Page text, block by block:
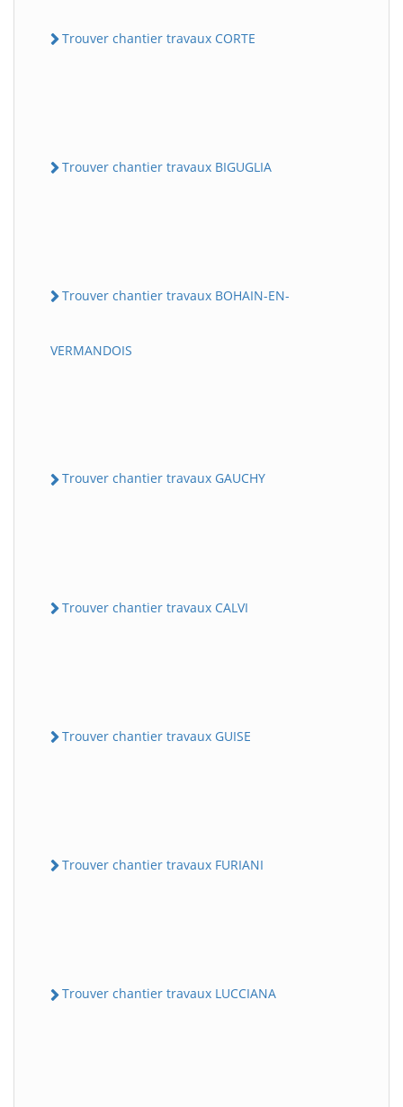
Trouver chantier travaux CORTE
Trouver chantier travaux BIGUGLIA
Trouver chantier travaux BOHAIN-EN-
VERMANDOIS
Trouver chantier travaux GAUCHY
Trouver chantier travaux CALVI
Trouver chantier travaux GUISE
Trouver chantier travaux FURIANI
Trouver chantier travaux LUCCIANA